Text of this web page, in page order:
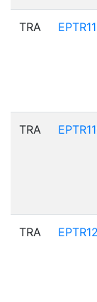
TRA
TRA
TRA